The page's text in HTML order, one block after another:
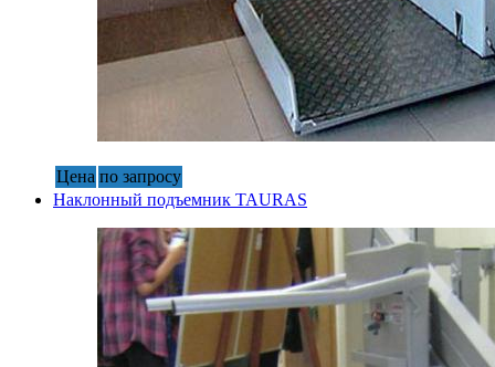
Цена по запросу
Наклонный подъемник TAURAS